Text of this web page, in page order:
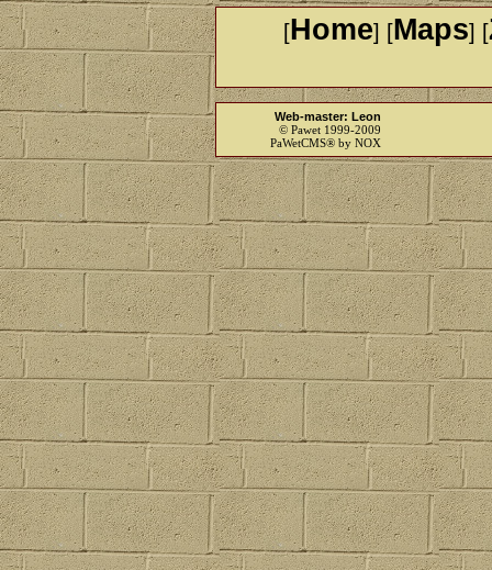
[Home] [Maps] [
Web-master: Leon
© Pawet 1999-2009
PaWetCMS® by NOX